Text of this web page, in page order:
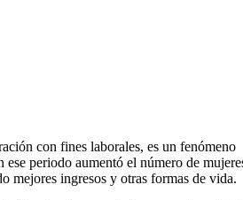
con fines laborales, es un fenómeno
periodo aumentó el número de
mejores ingresos y otras formas de vida.